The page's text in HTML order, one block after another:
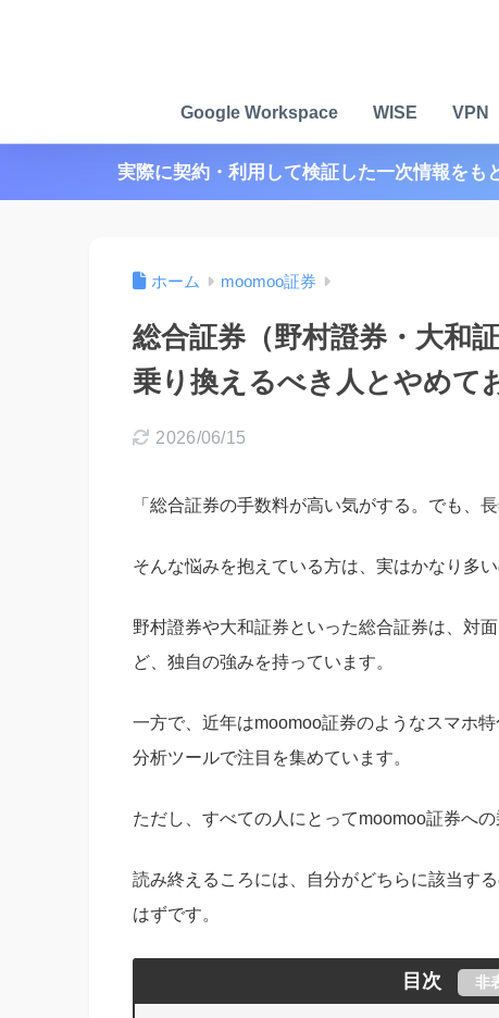
Google Workspace WISE VPN
実際に契約・利用して検証した一次情報をも
ホーム moomoo証券
総合証券（野村證券・大和
乗り換えるべき人とやめて
2026/06/15
「総合証券の手数料が高い気がする。でも、
そんな悩みを抱えている方は、実はかなり多
野村證券や大和証券といった総合証券は、対
ど、独自の強みを持っています。
一方で、近年はmoomoo証券のようなスマホ
分析ツールで注目を集めています。
ただし、すべての人にとってmoomoo証券へ
読み終えるころには、自分がどちらに該当す
はずです。
目次 非